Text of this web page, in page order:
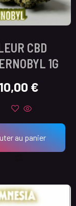
CBD
1G
10,00 €
au panier